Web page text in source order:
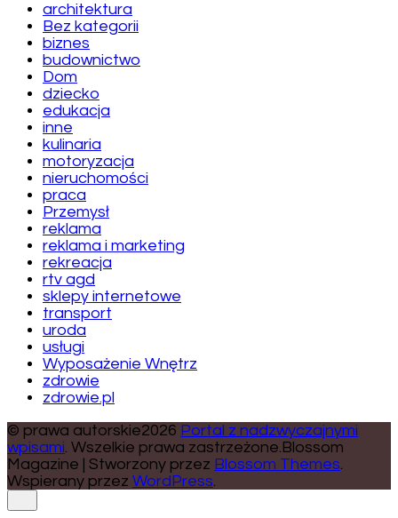
architektura
Bez kategorii
biznes
budownictwo
Dom
dziecko
edukacja
inne
kulinaria
motoryzacja
nieruchomości
praca
Przemysł
reklama
reklama i marketing
rekreacja
rtv agd
sklepy internetowe
transport
uroda
usługi
Wyposażenie Wnętrz
zdrowie
zdrowie.pl
© prawa autorskie2026 Portal z nadzwyczajnymi
wpisami. Wszelkie prawa zastrzeżone. Blossom
Magazine | Stworzony przez Blossom Themes.
Wspierany przez WordPress.